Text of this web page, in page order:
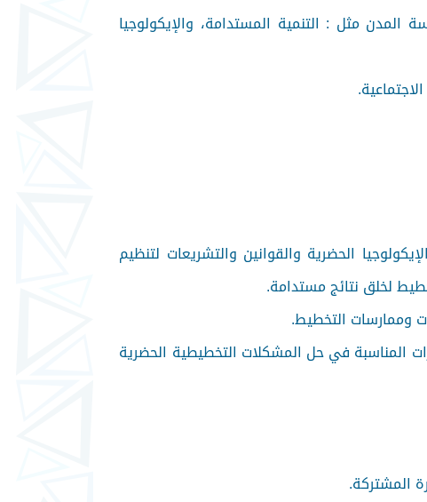
مثل : التنمية المستدامة، والإيكولوجيا
الحضرية والقوانين والتشريعات لتنظيم
لخلق نتائج مستدامة.
وممارسات التخطيط.
المناسبة في حل المشكلات التخطيطية الحضرية
المشتركة.